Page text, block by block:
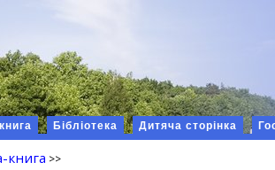
Бібліотека Дитяча сторінка
книга